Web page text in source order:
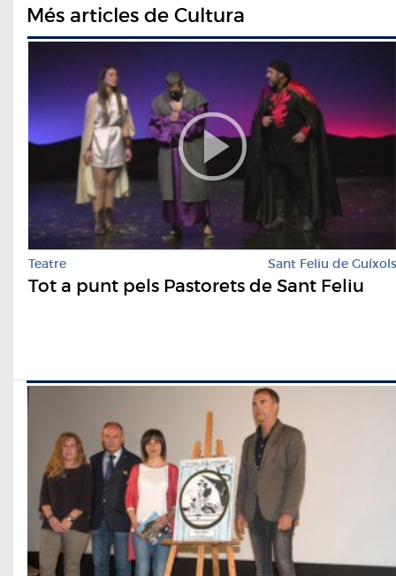
Més articles de Cultura
Teatre Sant Feliu de Guíxols
Tot a punt pels Pastorets de Sant Feliu